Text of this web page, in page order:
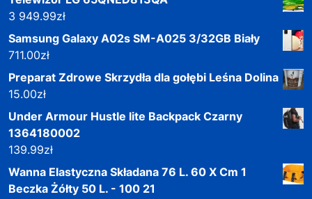
3 949.99zł
Samsung Galaxy A02s SM-A025 3/32GB Biały
711.00zł
Preparat Zdrowe Skrzydła dla gołębi Leśna Dolina
15.00zł
Under Armour Hustle lite Backpack Czarny
1364180002
139.99zł
Wanna Elastyczna Składana 76 L. 60 X Cm 1
Beczka Żółty 50 L. - 100 21